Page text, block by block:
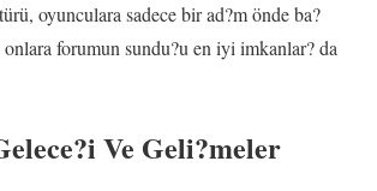
oyunculara sadece bir ad?m önde ba?
forumun sundu?u en iyi imkanlar? da
Ve Geli?meler